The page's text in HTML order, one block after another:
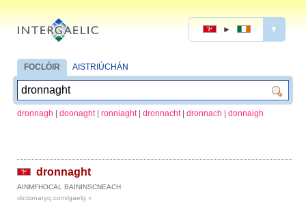
► ▼
FOCLÓIR AISTRIÚCHÁN
dronnagh doonaght ronniaght dronnacht dronnach donnaigh
dronnaght
AINMFHOCAL BAININSCNEACH
dictionaryq.com/gaelg »